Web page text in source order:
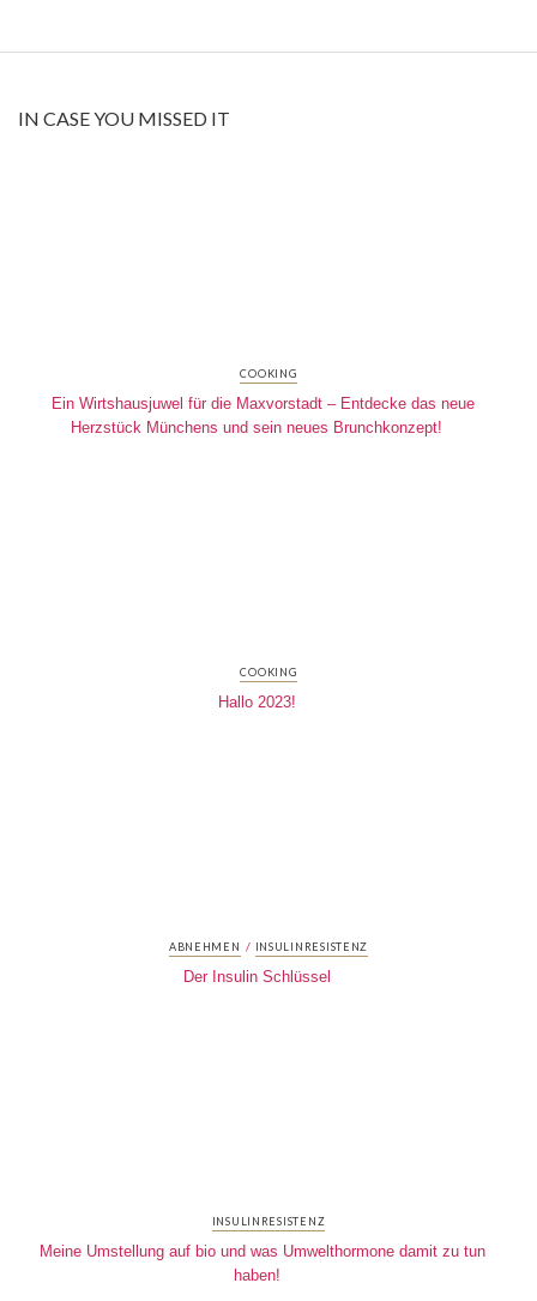
IN CASE YOU MISSED IT
COOKING
Ein Wirtshausjuwel für die Maxvorstadt – Entdecke das neue
Herzstück Münchens und sein neues Brunchkonzept!
COOKING
Hallo 2023!
ABNEHMEN / INSULINRESISTENZ
Der Insulin Schlüssel
INSULINRESISTENZ
Meine Umstellung auf bio und was Umwelthormone damit zu tun
haben!